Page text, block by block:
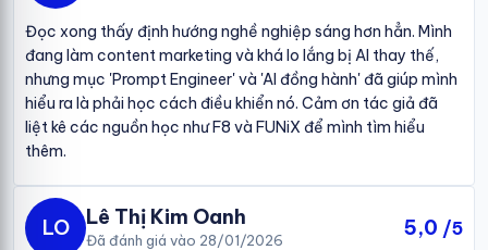
Đọc xong thấy định hướng nghề nghiệp sáng hơn hẳn. Mình
đang làm content marketing và khá lo lắng bị AI thay thế,
nhưng mục 'Prompt Engineer' và 'AI đồng hành' đã giúp mình
hiểu ra là phải học cách điều khiển nó. Cảm ơn tác giả đã
liệt kê các nguồn học như F8 và FUNiX để mình tìm hiểu
thêm.
LO Lê Thị Kim Oanh
Đã đánh giá vào 28/01/2026 5,0 /5